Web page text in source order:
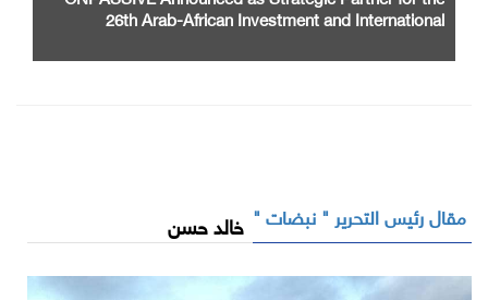
26th Arab-African Investment and International
مقال رئيس التحرير " نبضات " خالد حسن